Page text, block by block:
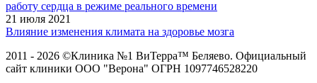
работу сердца в режиме реального времени
21 июля 2021
Влияние изменения климата на здоровье мозга
2011 - 2026 ©Клиника №1 ВиТерра™ Беляево. Официальный
сайт клиники ООО "Верона" ОГРН 1097746528220